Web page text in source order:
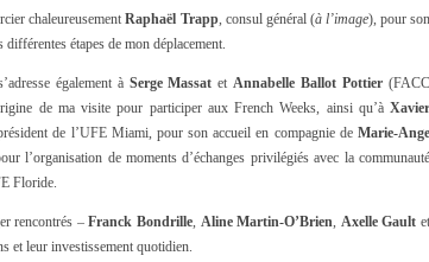
chaleureusementRaphaël Trapp, consul général (à l’image), pour son
différentes étapes de mon déplacement.
également à Serge Massat etAnnabelle Ballot Pottier (FACC
de ma visite pour participer aux French Weeks, ainsi qu’à Xavier
de l’UFE Miami, pour son accueil en compagnie de Marie-Ange
l’organisation de moments d’échanges privilégiés avec la communauté
Floride.
rencontrés –Franck Bondrille, Aline Martin-O’Brien, Axelle Gaultet
et leur investissement quotidien.